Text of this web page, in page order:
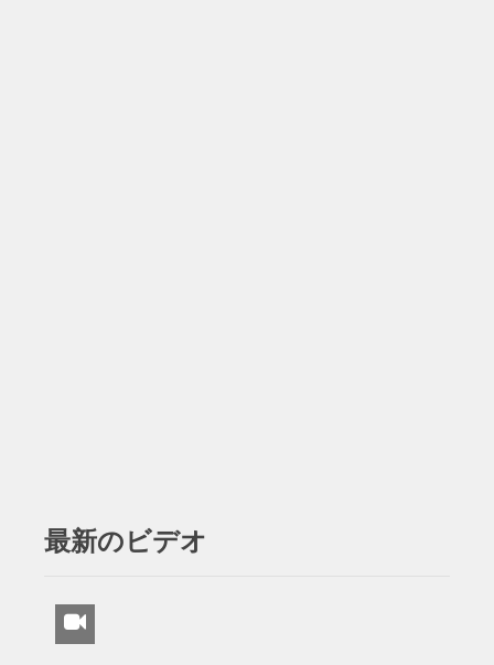
最新のビデオ